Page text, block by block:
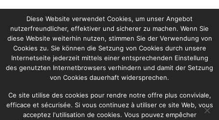
Diese Website verwendet Cookies, um unser Angebot
nutzerfreundlicher, effektiver und sicherer zu machen. Wenn Sie
diese Website weiterhin nutzen, stimmen Sie der Verwendung von
Cookies zu. Sie können die Setzung von Cookies durch unsere
Internetseite jederzeit mittels einer entsprechenden Einstellung
des genutzten Internetbrowsers verhindern und damit der Setzung
von Cookies dauerhaft widersprechen.
Ce site utilise des cookies pour rendre notre offre plus conviviale,
efficace et sécurisée. Si vous continuez à utiliser ce site Web, vous
acceptez l'utilisation de cookies. Vous pouvez empêcher